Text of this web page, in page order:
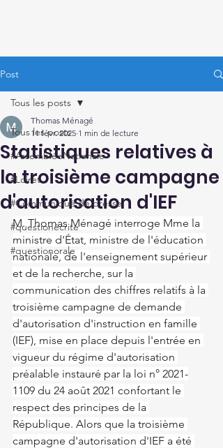
Post
Tous les posts
#AssembléeNationale
#Loiret
#Communiqué de presse
#questionécrite
#questionorale
Tous les posts
Statistiques relatives à
la troisième campagne
d'autorisation d'IEF
Thomas Ménagé
11 févr. 2025 1 min de lecture
M. Thomas Ménagé interroge Mme la
ministre d'État, ministre de l'éducation
nationale, de l'enseignement supérieur
et de la recherche, sur la
communication des chiffres relatifs à la
troisième campagne de demande
d'autorisation d'instruction en famille
(IEF), mise en place depuis l'entrée en
vigueur du régime d'autorisation
préalable instauré par la loi n° 2021-
1109 du 24 août 2021 confortant le
respect des principes de la
République. Alors que la troisième
campagne d'autorisation d'IEF a été